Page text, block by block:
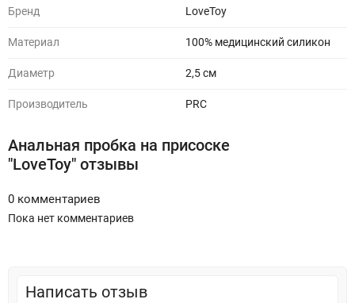
Бренд LoveToy
Материал 100% медицинский силикон
Диаметр 2,5 см
Производитель PRC
Анальная пробка на присоске
"LoveToy" отзывы
0 комментариев
Пока нет комментариев
Написать отзыв